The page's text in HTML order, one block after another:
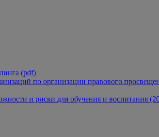
(pdf)
по организации правового
и риски для обучения и воспитания